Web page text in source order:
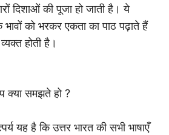
दिशाओं की पूजा हो जाती है। ये
को भरकर एकता का पाठ पढ़ाते हैं
होती है।
क्या समझते हो ?
यह है कि उत्तर भारत की सभी भाषाएँ